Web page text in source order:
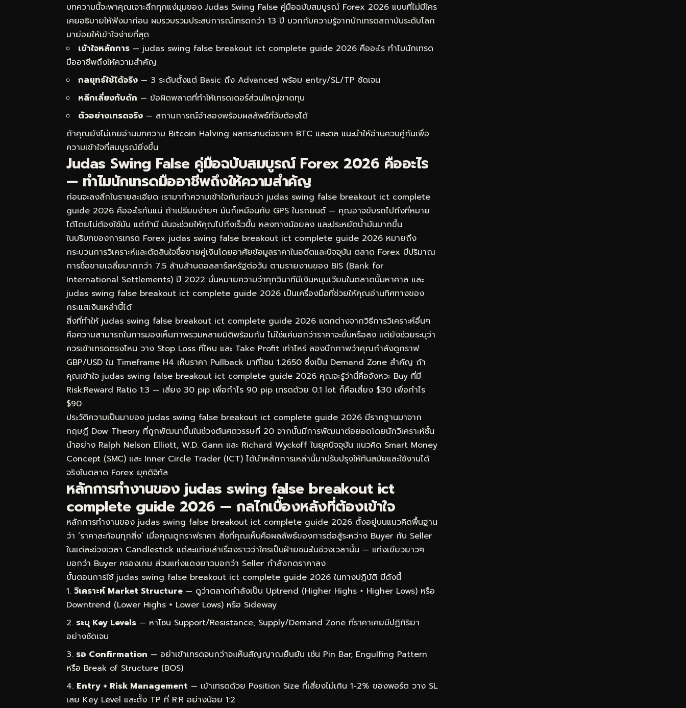
บทความนี้จะพาคุณเจาะลึกทุกแง่มุมของ Judas Swing False คู่มือฉบับสมบูรณ์ Forex 2026 แบบที่ไม่มีใคร
เคยอธิบายให้ฟังมาก่อน ผมรวบรวมประสบการณ์เทรดกว่า 13 ปี บวกกับความรู้จากนักเทรดสถาบันระดับโลก
มาย่อยให้เข้าใจง่ายที่สุด
เข้าใจหลักการ — judas swing false breakout ict complete guide 2026 คืออะไร ทำไมนักเทรด
มืออาชีพถึงให้ความสำคัญ
กลยุทธ์ใช้ได้จริง — 3 ระดับตั้งแต่ Basic ถึง Advanced พร้อม entry/SL/TP ชัดเจน
หลีกเลี่ยงกับดัก — ข้อผิดพลาดที่ทำให้เทรดเดอร์ส่วนใหญ่ขาดทุน
ตัวอย่างเทรดจริง — สถานการณ์จำลองพร้อมผลลัพธ์ที่จับต้องได้
ถ้าคุณยังไม่เคยอ่านบทความ Bitcoin Halving ผลกระทบต่อราคา BTC และตล แนะนำให้อ่านควบคู่กันเพื่อ
ความเข้าใจที่สมบูรณ์ยิ่งขึ้น
Judas Swing False คู่มือฉบับสมบูรณ์ Forex 2026 คืออะไร
— ทำไมนักเทรดมืออาชีพถึงให้ความสำคัญ
ก่อนจะลงลึกในรายละเอียด เรามาทำความเข้าใจกันก่อนว่า judas swing false breakout ict complete
guide 2026 คืออะไรกันแน่ ถ้าเปรียบง่ายๆ มันก็เหมือนกับ GPS ในรถยนต์ — คุณอาจขับรถไปถึงที่หมาย
ได้โดยไม่ต้องใช้มัน แต่ถ้ามี มันจะช่วยให้คุณไปถึงเร็วขึ้น หลงทางน้อยลง และประหยัดน้ำมันมากขึ้น
ในบริบทของการเทรด Forex judas swing false breakout ict complete guide 2026 หมายถึง
กระบวนการวิเคราะห์และตัดสินใจซื้อขายคู่เงินโดยอาศัยข้อมูลราคาในอดีตและปัจจุบัน ตลาด Forex มีปริมาณ
การซื้อขายเฉลี่ยมากกว่า 7.5 ล้านล้านดอลลาร์สหรัฐต่อวัน ตามรายงานของ BIS (Bank for
International Settlements) ปี 2022 นั่นหมายความว่าทุกวินาทีมีเงินหมุนเวียนในตลาดนี้มหาศาล และ
judas swing false breakout ict complete guide 2026 เป็นเครื่องมือที่ช่วยให้คุณอ่านทิศทางของ
กระแสเงินเหล่านี้ได้
สิ่งที่ทำให้ judas swing false breakout ict complete guide 2026 แตกต่างจากวิธีการวิเคราะห์อื่นๆ
คือความสามารถในการมองเห็นภาพรวมหลายมิติพร้อมกัน ไม่ใช่แค่บอกว่าราคาจะขึ้นหรือลง แต่ยังช่วยระบุว่า
ควรเข้าเทรดตรงไหน วาง Stop Loss ที่ไหน และ Take Profit เท่าไหร่ ลองนึกภาพว่าคุณกำลังดูกราฟ
GBP/USD ใน Timeframe H4 เห็นราคา Pullback มาที่โซน 1.2650 ซึ่งเป็น Demand Zone สำคัญ ถ้า
คุณเข้าใจ judas swing false breakout ict complete guide 2026 คุณจะรู้ว่านี่คือจังหวะ Buy ที่มี
Risk:Reward Ratio 1:3 — เสี่ยง 30 pip เพื่อกำไร 90 pip เทรดด้วย 0.1 lot ก็คือเสี่ยง $30 เพื่อกำไร
$90
ประวัติความเป็นมาของ judas swing false breakout ict complete guide 2026 มีรากฐานมาจาก
ทฤษฎี Dow Theory ที่ถูกพัฒนาขึ้นในช่วงต้นศตวรรษที่ 20 จากนั้นมีการพัฒนาต่อยอดโดยนักวิเคราะห์ชั้น
นำอย่าง Ralph Nelson Elliott, W.D. Gann และ Richard Wyckoff ในยุคปัจจุบัน แนวคิด Smart Money
Concept (SMC) และ Inner Circle Trader (ICT) ได้นำหลักการเหล่านี้มาปรับปรุงให้ทันสมัยและใช้งานได้
จริงในตลาด Forex ยุคดิจิทัล
หลักการทำงานของ judas swing false breakout ict
complete guide 2026 — กลไกเบื้องหลังที่ต้องเข้าใจ
หลักการทำงานของ judas swing false breakout ict complete guide 2026 ตั้งอยู่บนแนวคิดพื้นฐาน
ว่า ‘ราคาสะท้อนทุกสิ่ง’ เมื่อคุณดูกราฟราคา สิ่งที่คุณเห็นคือผลลัพธ์ของการต่อสู้ระหว่าง Buyer กับ Seller
ในแต่ละช่วงเวลา Candlestick แต่ละแท่งเล่าเรื่องราวว่าใครเป็นฝ่ายชนะในช่วงเวลานั้น — แท่งเขียวยาวๆ
บอกว่า Buyer ครองเกม ส่วนแท่งแดงยาวบอกว่า Seller กำลังกดราคาลง
ขั้นตอนการใช้ judas swing false breakout ict complete guide 2026 ในทางปฏิบัติ มีดังนี้
วิเคราะห์ Market Structure — ดูว่าตลาดกำลังเป็น Uptrend (Higher Highs + Higher Lows) หรือ
Downtrend (Lower Highs + Lower Lows) หรือ Sideway
ระบุ Key Levels — หาโซน Support/Resistance, Supply/Demand Zone ที่ราคาเคยมีปฏิกิริยา
อย่างชัดเจน
รอ Confirmation — อย่าเข้าเทรดจนกว่าจะเห็นสัญญาณยืนยัน เช่น Pin Bar, Engulfing Pattern
หรือ Break of Structure (BOS)
Entry + Risk Management — เข้าเทรดด้วย Position Size ที่เสี่ยงไม่เกิน 1-2% ของพอร์ต วาง SL
เลย Key Level และตั้ง TP ที่ R:R อย่างน้อย 1:2